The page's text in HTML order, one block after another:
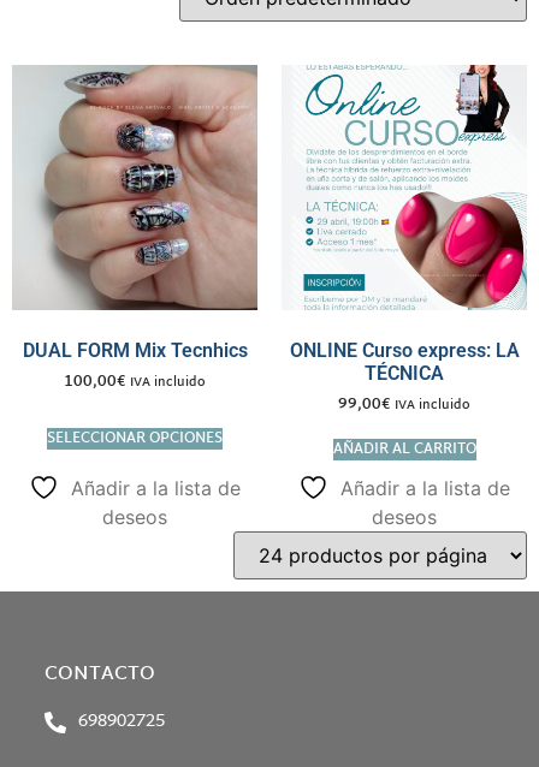
DUAL FORM Mix Tecnhics
100,00€ IVA incluido
SELECCIONAR OPCIONES
Añadir a la lista de
deseos
ONLINE Curso express: LA
TÉCNICA
99,00€ IVA incluido
AÑADIR AL CARRITO
Añadir a la lista de
deseos
CONTACTO
698902725